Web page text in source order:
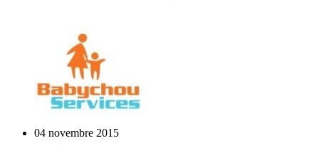
04 novembre 2015